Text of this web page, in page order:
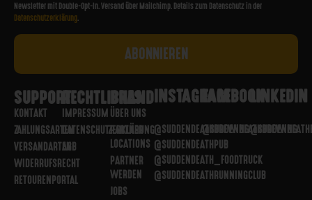
Newsletter mit Double-Opt-In. Versand über Mailchimp. Details zum Datenschutz in der
Datenschutzerklärung.
SUPPORT
KONTAKT
ZAHLUNGSARTEN
VERSANDARTEN
WIDERRUFSRECHT
RETOURENPORTAL
RECHTLICHES
IMPRESSUM
DATENSCHUTZERKLÄRUNG
AGB
BRAND
ÜBER UNS
PARTNER
LOCATIONS
PARTNER
WERDEN
JOBS
INSTAGRAM
@SUDDENDEATHBREWING
@SUDDENDEATHPUB
@SUDDENDEATH_FOODTRUCK
@SUDDENDEATHRUNNINGCLUB
FACEBOOK
@SUDDENDEATHBREWING
LINKEDIN